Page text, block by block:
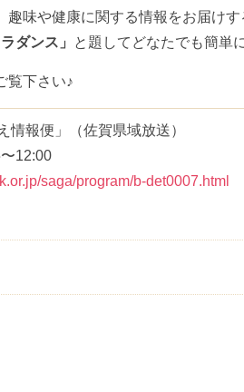
、趣味や健康に関する情報をお届け
ダンス」
と題してどなたでも簡単
覧下さい♪
情報便」（佐賀県域放送）
12:00
saga/program/b-det0007.html